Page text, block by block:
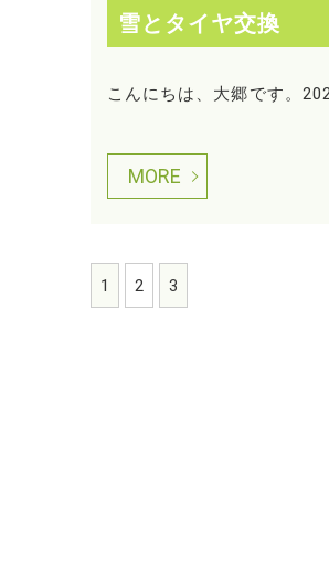
雪とタイヤ交換
こんにちは、大郷です。
MORE
1 2 3